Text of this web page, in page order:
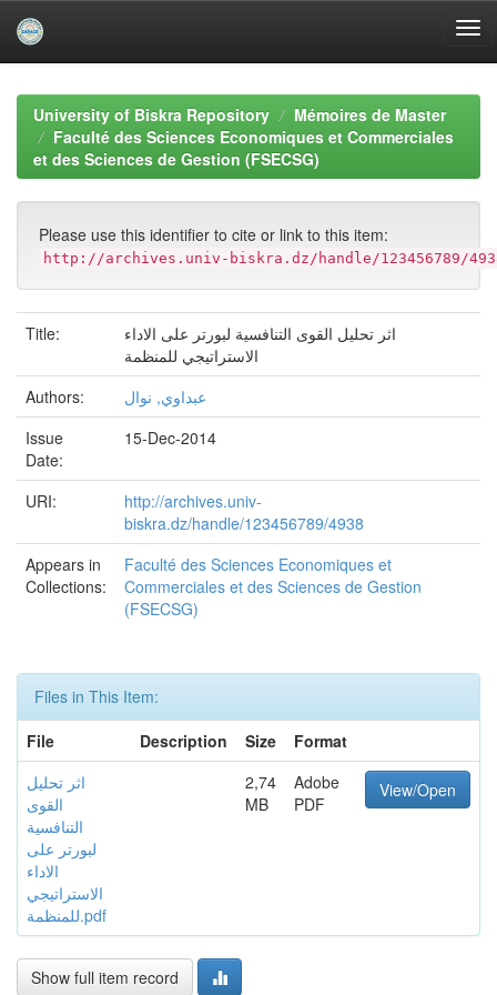
navigationUniversity of Biskra Repository
Mémoires de Master
Faculté des Sciences Economiques et Commerciales
et des Sciences de Gestion (FSECSG)
Please use this identifier to cite or link to this item:
http://archives.univ-biskra.dz/handle/123456789/
Title:
اثر تحليل القوى التنافسية لبورتر على الاداء
الاستراتيجي للمنظمة
Authors:
عبداوي, نوال
Issue
Date:
15-Dec-2014
URI:
http://archives.univ-
biskra.dz/handle/123456789/4938
Appears in
Collections:
Faculté des Sciences Economiques et
Commerciales et des Sciences de Gestion
(FSECSG)
Files in This Item:
File
Description Size
Format
اثر تحليل
القوى
التنافسية
لبورتر على
الاداء
الاستراتيجي
للمنظمة.pdf
2,74
MB
Adobe
PDF
View/Open
Show full item record